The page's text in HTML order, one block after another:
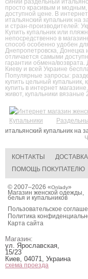
синий раздельный
просто красивым и
доступной цене. В
итальянский купальник на
и стран-производителей:
Купить купальник или
непосредственно в
способ особенно удобен
Днепропетровска, Донецка
отличается самыми
гарантии обмена/
Киеву и всей Украине
Популярные запросы:
купить цельный купальник,
купить в интернет магазине,
живот, купальники вязаные
Купальники
итальянский купальник на
КОНТАКТЫ ДОСТАВКА
ПОМОЩЬ ПОКУПАТЕЛЮ
© 2007–2026 «Onlady»
Магазин женской одежды,
белья и купальников
Пользовательское
Политика
Карта сайта
Магазин:
ул. Ярославская,
15/23
Киев, 04071, Украина
схема проезда